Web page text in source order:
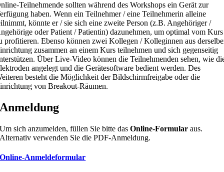
Teilnehmende sollten während des Workshops ein Gerät zur
haben. Wenn ein Teilnehmer / eine Teilnehmerin alleine
könnte er / sie sich eine zweite Person (z.B. Angehöriger /
oder Patient / Patientin) dazunehmen, um optimal vom Kurs
profitieren. Ebenso können zwei Kollegen / Kolleginnen aus
zusammen an einem Kurs teilnehmen und sich gegenseitig
Über Live-Video können die Teilnehmenden sehen, wie
angelegt und die Gerätesoftware bedient werden. Des
besteht die Möglichkeit der Bildschirmfreigabe oder die
von Breakout-Räumen.
Anmeldung
Um sich anzumelden, füllen Sie bitte dasOnline-Formular aus.
Alternativ verwenden Sie die PDF-Anmeldung.
Online-Anmeldeformular